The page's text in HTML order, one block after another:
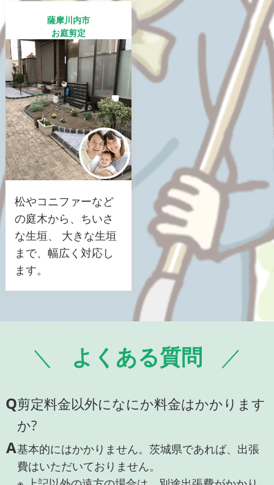
薩摩川内市
お庭剪定
松やコニファーなど
の庭木から、ちいさ
な生垣、 大きな生垣
まで、幅広く対応し
ます。
よくある質問
Q剪定料金以外になにか料金はかかります
か?
A基本的にはかかりません。茨城県であれば、出張
費はいただいておりません。